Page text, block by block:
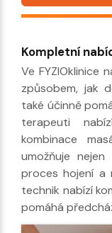
Kompletní
Ve FYZIOklinice
způsobem, jak
také účinně
terapeuti
kombinace
umožňuje
proces hojení a
technik nabízí
pomáhá